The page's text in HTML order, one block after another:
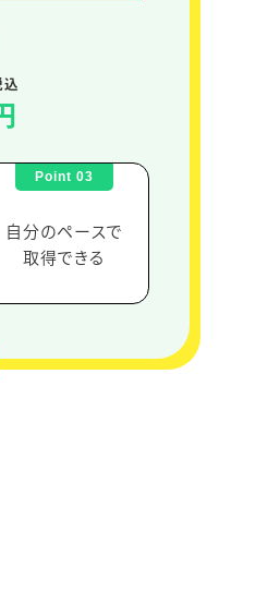
自分のペースで
取得できる